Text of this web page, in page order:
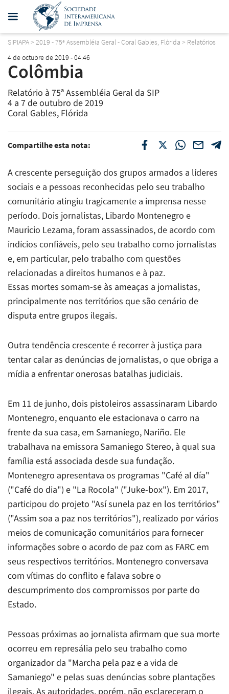
SIPIAPA> 2019 - 75ª Assembléia Geral - Coral Gables, Flórida > Relatórios
4 de octubre de 2019 - 04:46
Colômbia
Relatório à 75ª Assembléia Geral da SIP
4 a 7 de outubro de 2019
Coral Gables, Flórida
Compartilhe esta nota:
A crescente perseguição dos grupos armados a líderes
sociais e a pessoas reconhecidas pelo seu trabalho
comunitário atingiu tragicamente a imprensa nesse
período. Dois jornalistas, Libardo Montenegro e
Mauricio Lezama, foram assassinados, de acordo com
indícios confiáveis, pelo seu trabalho como jornalistas
e, em particular, pelo trabalho com questões
relacionadas a direitos humanos e à paz.
Essas mortes somam-se às ameaças a jornalistas,
principalmente nos territórios que são cenário de
disputa entre grupos ilegais.
Outra tendência crescente é recorrer à justiça para
tentar calar as denúncias de jornalistas, o que obriga a
mídia a enfrentar onerosas batalhas judiciais.
Em 11 de junho, dois pistoleiros assassinaram Libardo
Montenegro, enquanto ele estacionava o carro na
frente da sua casa, em Samaniego, Nariño. Ele
trabalhava na emissora Samaniego Stereo, à qual sua
família está associada desde sua fundação.
Montenegro apresentava os programas "Café al día"
("Café do dia") e "La Rocola" ("Juke-box"). Em 2017,
participou do projeto "Así sunela paz en los territórios"
("Assim soa a paz nos territórios"), realizado por vários
meios de comunicação comunitários para fornecer
informações sobre o acordo de paz com as FARC em
seus respectivos territórios. Montenegro conversava
com vítimas do conflito e falava sobre o
descumprimento dos compromissos por parte do
Estado.
Pessoas próximas ao jornalista afirmam que sua morte
ocorreu em represália pelo seu trabalho como
organizador da "Marcha pela paz e a vida de
Samaniego" e pelas suas denúncias sobre plantações